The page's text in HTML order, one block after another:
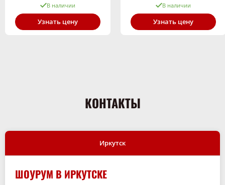
В наличии
Узнать цену
В наличии
Узнать цену
КОНТАКТЫ
Иркутск
ШОУРУМ В ИРКУТСКЕ